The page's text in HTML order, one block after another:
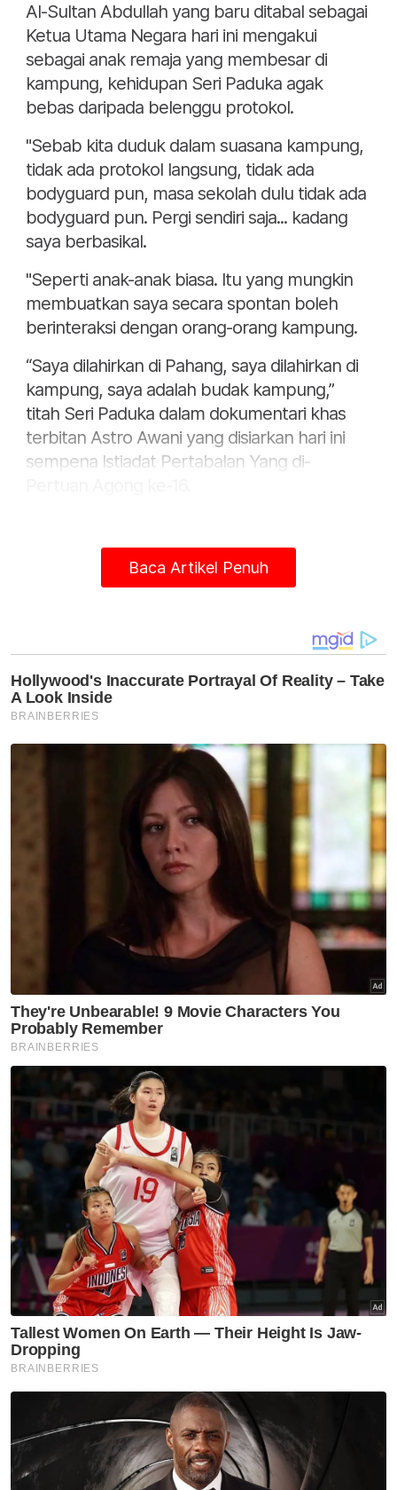
Al-Sultan Abdullah yang baru ditabal sebagai
Ketua Utama Negara hari ini mengakui
sebagai anak remaja yang membesar di
kampung, kehidupan Seri Paduka agak
bebas daripada belenggu protokol.
"Sebab kita duduk dalam suasana kampung,
tidak ada protokol langsung, tidak ada
bodyguard pun, masa sekolah dulu tidak ada
bodyguard pun. Pergi sendiri saja... kadang
saya berbasikal.
"Seperti anak-anak biasa. Itu yang mungkin
membuatkan saya secara spontan boleh
berinteraksi dengan orang-orang kampung.
“Saya dilahirkan di Pahang, saya dilahirkan di
kampung, saya adalah budak kampung,”
titah Seri Paduka dalam dokumentari khas
terbitan Astro Awani yang disiarkan hari ini
sempena Istiadat Pertabalan Yang di-
Almarhum Paduka Ayahanda Sultan Ahmad
Shah Al-Musta'in Billah, Al-Sultan Abdullah
"Ayahanda sentiasa terpanggil untuk
membantu rakyat. Sebab itu, saya sendiri
pun rasa terpanggil untuk membantu dalam
apa segi sekalipun.
"Kadangkala bila Ayahanda saya tidak ada,
saya pun terpanggil juga untuk pergi jumpa
rakyat, mesti bantu mereka. Jadi secara
automatik, kalau saya tak pergi saya rasa
bersalah, rasa resah dan rasa tak sedap hati,”
titah Seri Paduka.
Dalam melaksanakan tanggungjawab yang
baru digalas, Seri Paduka mengakui sering
menekankan harapan untuk menjadi raja
yang baik dan memenuhi harapan seluruh
rakyat.
Artikel Berkaitan:
Warga asing terus monopoli luar Pasar Borong Kuala
Ismail Sabri menghadap Yang di-Pertuan Agong
Penang, Kuala Lumpur City sama gagah di
Bandaraya
“Apakah ciri yang diperlukan untuk menjadi
Baca Artikel Penuh